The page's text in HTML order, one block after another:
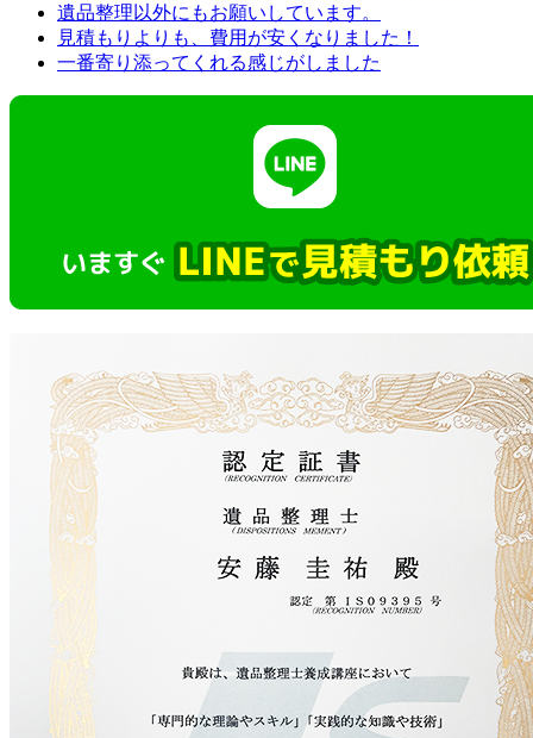
遺品整理以外にもお願いしています。
見積もりよりも、費用が安くなりました！
一番寄り添ってくれる感じがしました